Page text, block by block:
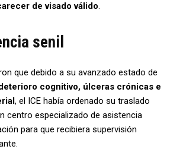
de visado válido.
senil
que debido a su avanzado estado de
cognitivo, úlceras crónicas e
, el ICE había ordenado su traslado
centro especializado de asistencia
para que recibiera supervisión